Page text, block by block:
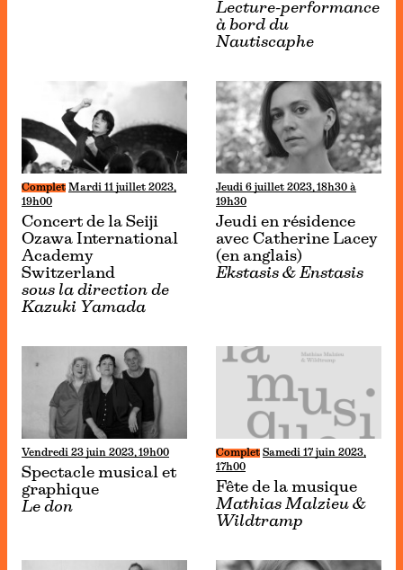
Lecture-performance
à bord du
Nautiscaphe
Complet Mardi 11 juillet 2023,
19h00
Concert de la Seiji
Ozawa International
Academy
Switzerland
sous la direction de
Kazuki Yamada
Jeudi 6 juillet 2023, 18h30 à
19h30
Jeudi en résidence
avec Catherine Lacey
(en anglais)
Ekstasis & Enstasis
Vendredi 23 juin 2023, 19h00
Spectacle musical et
graphique
Le don
Complet Samedi 17 juin 2023,
17h00
Fête de la musique
Mathias Malzieu &
Wildtramp